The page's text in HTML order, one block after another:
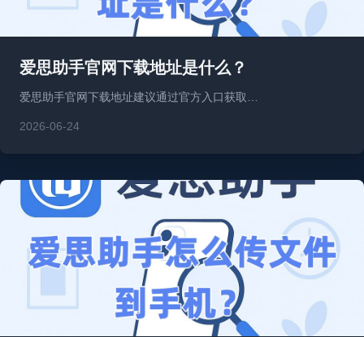
爱思助手官网下载地址是什么？
爱思助手官网下载地址建议通过官方入口获取…
2026-06-24